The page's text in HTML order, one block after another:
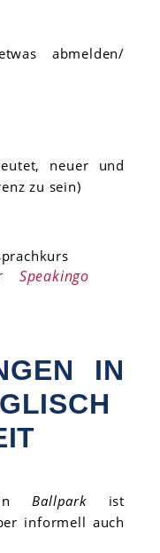
abmelden/
neuer und
zu sein)
Speakingo
IN
Ballparkist
informell auch